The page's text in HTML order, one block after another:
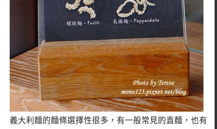
義大利麵的麵條選擇性很多，有一般常見的直麵，也有